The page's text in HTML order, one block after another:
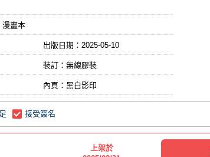
漫畫本
出版日期： 2025-05-10
裝訂：無線膠裝
內頁：黑白影印
接受簽名
上架於